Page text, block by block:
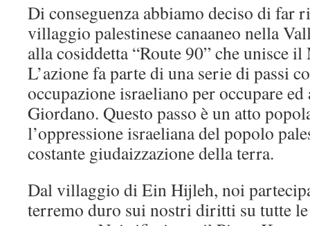
Di conseguenza abbiamo deciso di far
villaggio palestinese canaaneo nella
alla cosiddetta “Route 90” che unisce
L’azione fa parte di una serie di passi
occupazione israeliano per occupare
Giordano. Questo passo è un atto
l’oppressione israeliana del popolo
costante giudaizzazione della terra.
Dal villaggio di Ein Hijleh, noi
terremo duro sui nostri diritti su tutte